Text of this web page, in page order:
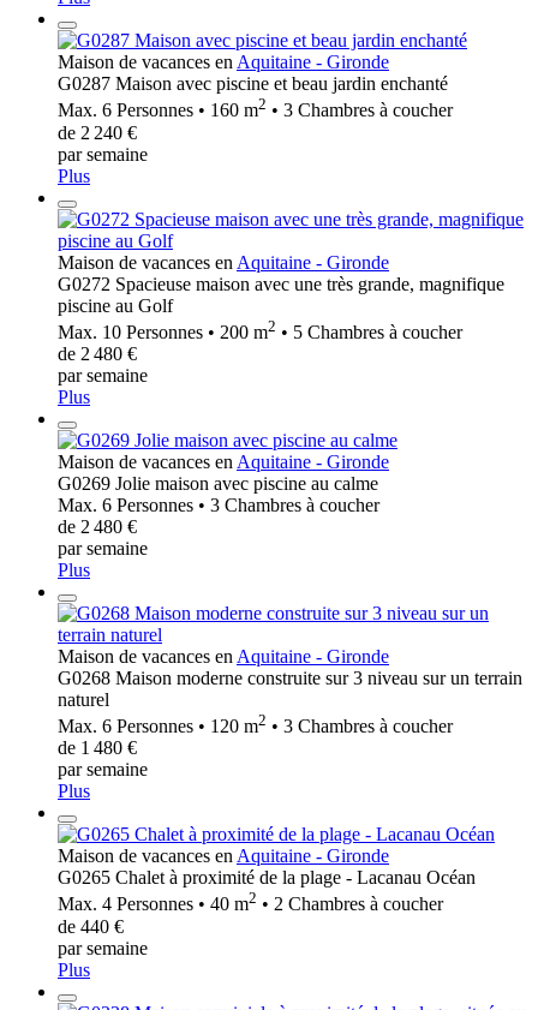
Maison de vacances en Aquitaine - Gironde
G0287 Maison avec piscine et beau jardin enchanté
Max. 6 Personnes • 160 m2 • 3 Chambres à coucher
de 2 240 €
par semaine
Plus
Maison de vacances en Aquitaine - Gironde
G0272 Spacieuse maison avec une très grande, magnifique
piscine au Golf
Max. 10 Personnes • 200 m2 • 5 Chambres à coucher
de 2 480 €
par semaine
Plus
Maison de vacances en Aquitaine - Gironde
G0269 Jolie maison avec piscine au calme
Max. 6 Personnes • 3 Chambres à coucher
de 2 480 €
par semaine
Plus
Maison de vacances en Aquitaine - Gironde
G0268 Maison moderne construite sur 3 niveau sur un terrain
naturel
Max. 6 Personnes • 120 m2 • 3 Chambres à coucher
de 1 480 €
par semaine
Plus
Maison de vacances en Aquitaine - Gironde
G0265 Chalet à proximité de la plage - Lacanau Océan
Max. 4 Personnes • 40 m2 • 2 Chambres à coucher
de 440 €
par semaine
Plus